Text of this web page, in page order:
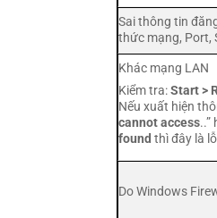
Sai thông tin
thức mạng, Port,
Khác mạng LAN
Kiểm tra:Start >
Nếu xuất hiện
cannot access..”
found thì đây là
Do Windows